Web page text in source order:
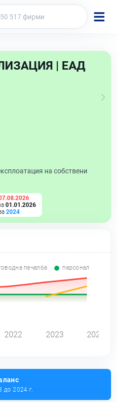
| ЕАД
на собствени
01.01.2026
2024
печалба персонал
2022 2023 2024
до 2024 г.